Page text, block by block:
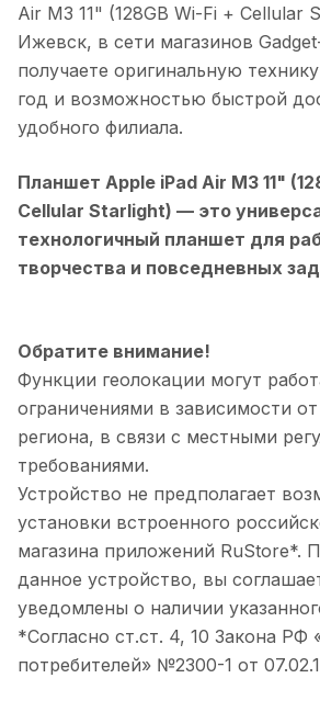
Air M3 11" (128GB Wi-Fi + Cellular
Ижевск, в сети магазинов
получаете оригинальную
год и возможностью быстрой
удобного филиала.
Планшет Apple iPad Air M3 11"
Cellular Starlight) — это
технологичный планшет для
творчества и повседневных
Обратите внимание!
Функции геолокации могут
ограничениями в зависимости
региона, в связи с местными
требованиями.
Устройство не предполагает
установки встроенного
магазина приложений RuStore*.
данное устройство, вы
уведомлены о наличии
*Согласно ст.ст. 4, 10 Закона РФ
потребителей» №2300-1 от